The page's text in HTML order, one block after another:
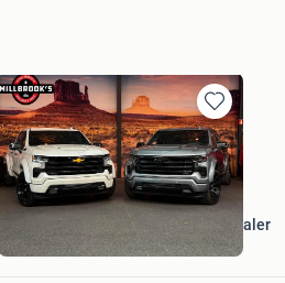
Bewaren
in
Mijn
Favorieten
Millbrooks Dodge Ram en GM Dealer
Nuland
Bezoek website